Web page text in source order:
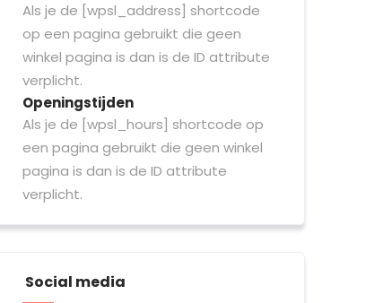
Als je de [wpsl_address] shortcode
op een pagina gebruikt die geen
winkel pagina is dan is de ID attribute
verplicht.
Openingstijden
Als je de [wpsl_hours] shortcode op
een pagina gebruikt die geen winkel
pagina is dan is de ID attribute
verplicht.
Social media